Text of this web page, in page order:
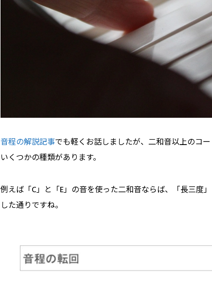
音程の解説記事でも軽くお話しましたが、二和音以上のコ
いくつかの種類があります。
例えば「C」と「E」の音を使った二和音ならば、「長三度
した通りですね。